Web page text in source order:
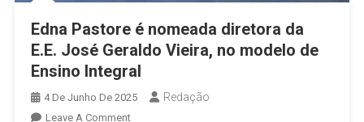
Edna Pastore é nomeada diretora da
E.E. José Geraldo Vieira, no modelo de
Ensino Integral
4 De Junho De 2025 Redação
Leave A CommentOn